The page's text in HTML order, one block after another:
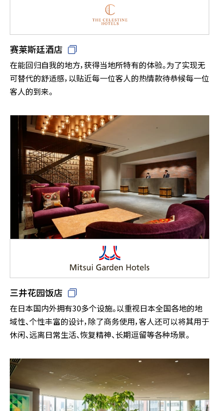
赛莱斯廷酒店
在能回归自我的地方，获得当地所特有的体验。为了实现无
可替代的舒适感，以贴近每一位客人的热情款待恭候每一位
客人的到来。
三井花园饭店
在日本国内外拥有30多个设施。以重视日本全国各地的地
域性、个性丰富的设计，除了商务使用，客人还可以将其用于
休闲、远离日常生活、恢复精神、长期逗留等各种场景。